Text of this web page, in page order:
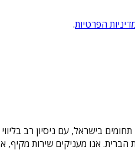
הפרטיות.
תחומים בישראל, עם ניסיון רב
הברית. אנו מעניקים שירות